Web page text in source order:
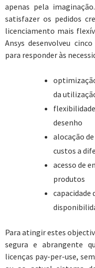
apenas pela
satisfazer os pedidos
licenciamento mais
Ansys desenvolveu
para responder às
da
desenho
alocação
custos a
acesso de
produtos
capacidade
Para atingir estes
segura e abrangente
licenças pay-per-use,